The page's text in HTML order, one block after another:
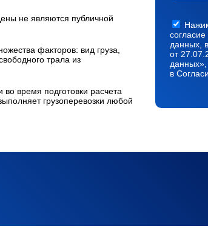
не являются публичной
факторов: вид груза,
трала из
время подготовки расчета
грузоперевозки любой
данных,
от
в